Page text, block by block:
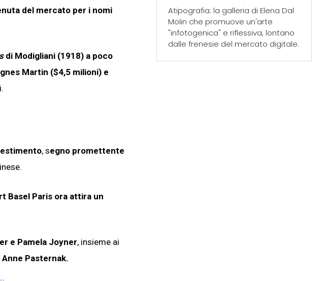
del mercato per i nomi
di Modigliani (1918) a poco
Martin ($4,5 milioni) e
, segno promettente
Basel Paris ora attira un
e Pamela Joyner, insieme ai
Pasternak.
Atipografia: la galleria di Elena Dal
Molin che promuove un'arte
"infotogenica" e riflessiva, lontano
dalle frenesie del mercato digitale.